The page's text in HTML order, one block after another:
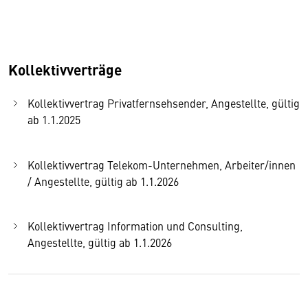
Kollektivverträge
Kollektivvertrag Privatfernsehsender, Angestellte, gültig
ab 1.1.2025
Kollektivvertrag Telekom-Unternehmen, Arbeiter/innen
/ Angestellte, gültig ab 1.1.2026
Kollektivvertrag Information und Consulting,
Angestellte, gültig ab 1.1.2026